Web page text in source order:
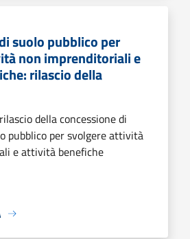
suolo pubblico per
non imprenditoriali e
rilascio della
della concessione di
pubblico per svolgere attività
e attività benefiche